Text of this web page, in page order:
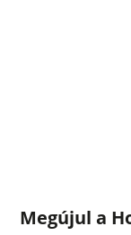
Megújul a